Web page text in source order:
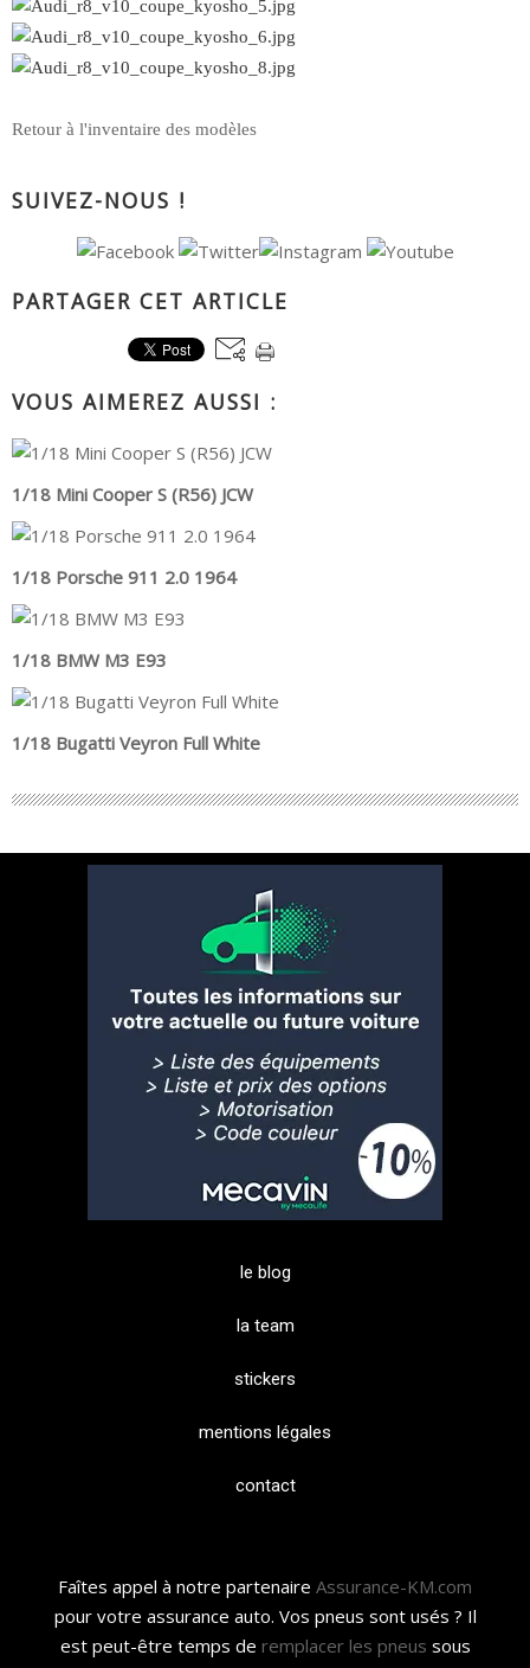
Retour à l'inventaire des modèles
SUIVEZ-NOUS !
PARTAGER CET ARTICLE
VOUS AIMEREZ AUSSI :
1/18 Mini Cooper S (R56) JCW
1/18 Porsche 911 2.0 1964
1/18 BMW M3 E93
1/18 Bugatti Veyron Full White
le blog
la team
stickers
mentions légales
contact
Faîtes appel à notre partenaire Assurance-KM.com
pour votre assurance auto. Vos pneus sont usés ? Il
est peut-être temps de remplacer les pneus sous